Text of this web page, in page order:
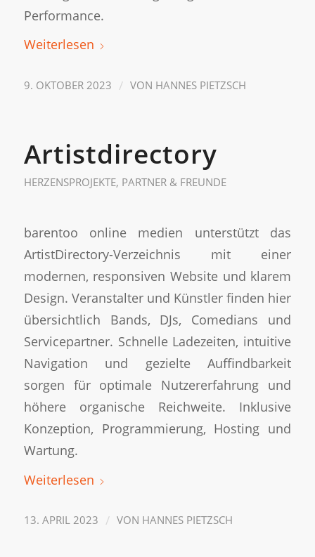
Performance.
Weiterlesen
9. OKTOBER 2023 / VON HANNES PIETZSCH
Artistdirectory
HERZENSPROJEKTE, PARTNER & FREUNDE
barentoo online medien unterstützt das
ArtistDirectory-Verzeichnis mit einer
modernen, responsiven Website und klarem
Design. Veranstalter und Künstler finden hier
übersichtlich Bands, DJs, Comedians und
Servicepartner. Schnelle Ladezeiten, intuitive
Navigation und gezielte Auffindbarkeit
sorgen für optimale Nutzererfahrung und
höhere organische Reichweite. Inklusive
Konzeption, Programmierung, Hosting und
Wartung.
Weiterlesen
13. APRIL 2023 / VON HANNES PIETZSCH